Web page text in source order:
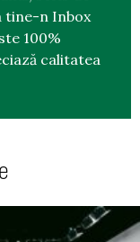
tine-n Inbox
100%
calitatea